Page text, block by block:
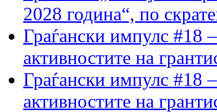
2028 година“, по
Граѓански импулс #18
активностите на
Граѓански импулс #18
активностите на